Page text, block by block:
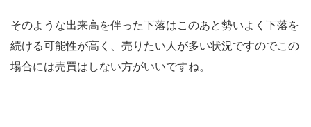
そのような出来高を伴った下落はこのあと勢いよく下落を
続ける可能性が高く、売りたい人が多い状況ですのでこの
場合には売買はしない方がいいですね。